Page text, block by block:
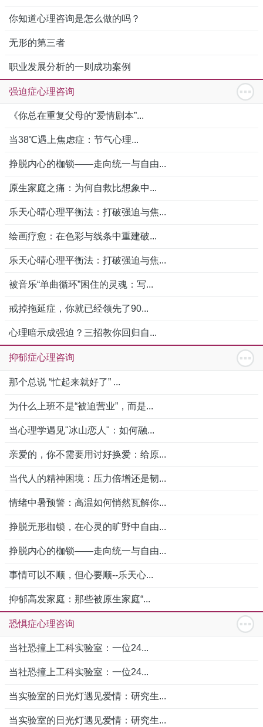
你知道心理咨询是怎么做的吗？
无形的第三者
职业发展分析的一则成功案例
强迫症心理咨询
《你总在重复父母的“爱情剧本”...
当38℃遇上焦虑症：节气心理...
挣脱内心的枷锁——走向统一与自由...
原生家庭之痛：为何自救比想象中...
乐天心晴心理平衡法：打破强迫与焦...
绘画疗愈：在色彩与线条中重建破...
乐天心晴心理平衡法：打破强迫与焦...
被音乐“单曲循环”困住的灵魂：写...
戒掉拖延症，你就已经领先了90...
心理暗示成强迫？三招教你回归自...
抑郁症心理咨询
那个总说 “忙起来就好了” ...
为什么上班不是“被迫营业”，而是...
当心理学遇见"冰山恋人"：如何融...
亲爱的，你不需要用讨好换爱：给原...
当代人的精神困境：压力倍增还是韧...
情绪中暑预警：高温如何悄然瓦解你...
挣脱无形枷锁，在心灵的旷野中自由...
挣脱内心的枷锁——走向统一与自由...
事情可以不顺，但心要顺--乐天心...
抑郁高发家庭：那些被原生家庭“...
恐惧症心理咨询
当社恐撞上工科实验室：一位24...
当社恐撞上工科实验室：一位24...
当实验室的日光灯遇见爱情：研究生...
当实验室的日光灯遇见爱情：研究生...